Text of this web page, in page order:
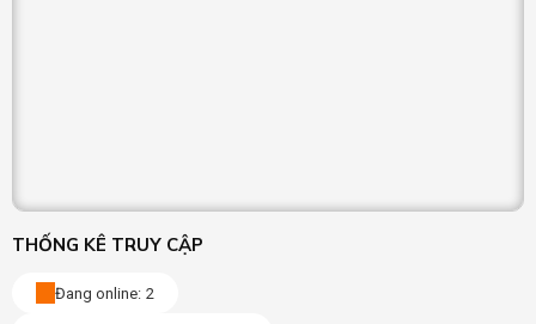
THỐNG KÊ TRUY CẬP
Đang online: 2